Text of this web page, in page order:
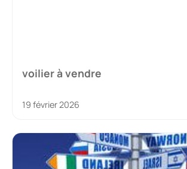
voilier à vendre
19 février 2026